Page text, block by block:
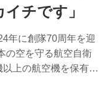
チです」
年に創隊70周年を迎
の空を守る航空自衛
上の航空機を保有し
のパイロットをはじ
たちに、「愛機」へ